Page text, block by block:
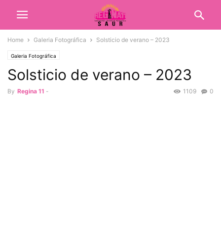
Home Galeria Fotográfica Solsticio de verano – 2023
Galeria Fotográfica
Solsticio de verano – 2023
By Regina 11 - 0
1109